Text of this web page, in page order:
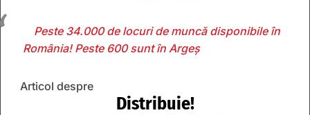
Peste 34.000 de locuri de muncă disponibile în
România! Peste 600 sunt în Argeș
Articol despre
Distribuie!